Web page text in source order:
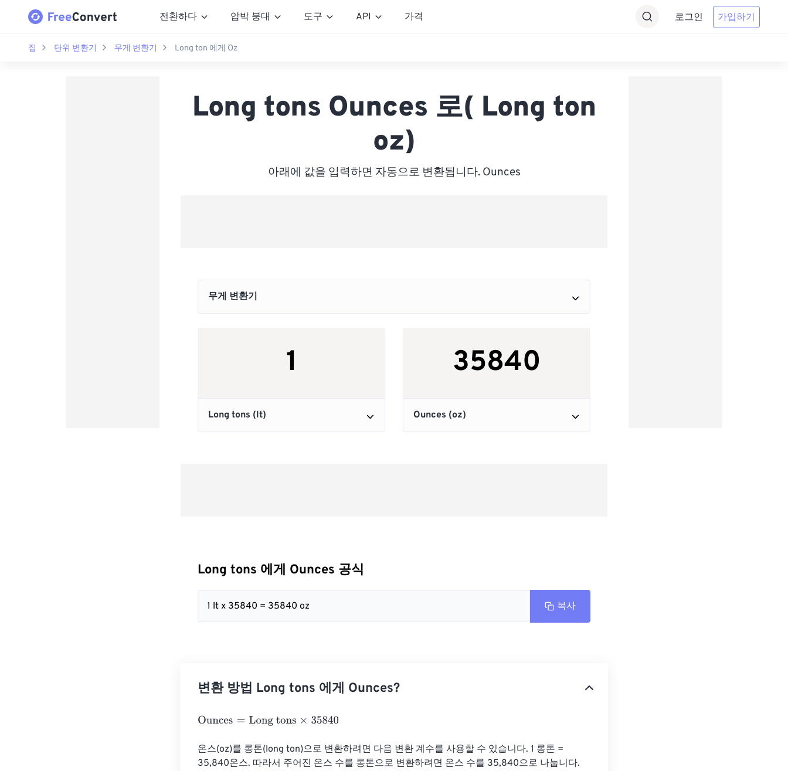
전환하다 압박 붕대 도구 API 가격 로그인 가입하기
집 단위 변환기 무게 변환기 Long ton 에게 Oz
Long tons Ounces 로( Long ton
oz)
아래에 값을 입력하면 자동으로 변환됩니다. Ounces
Long tons 에게 Ounces 공식
1 lt x 35840 = 35840 oz 복사
변환 방법 Long tons 에게 Ounces?
Ounces= Long tons×35840
온스(oz)를 롱톤(long ton)으로 변환하려면 다음 변환 계수를 사용할 수 있습니다. 1 롱톤 =
35,840온스. 따라서 주어진 온스 수를 롱톤으로 변환하려면 온스 수를 35,840으로 나눕니다.